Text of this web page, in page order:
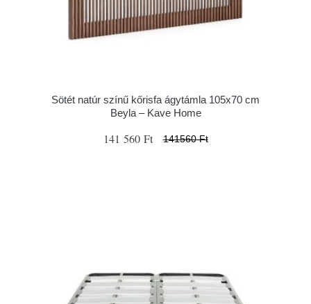
Sötét natúr színű kőrisfa ágytámla 105x70 cm
Beyla – Kave Home
141 560 Ft 141560 Ft